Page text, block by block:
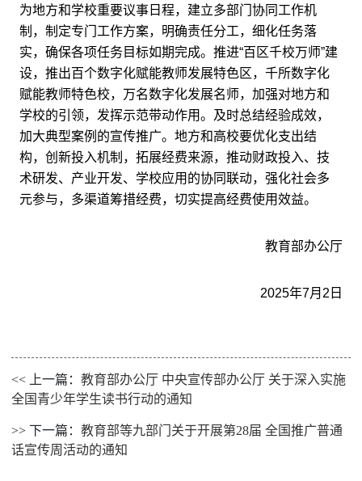
为地方和学校重要议事日程，建立多部门协同工作机
制，制定专门工作方案，明确责任分工，细化任务落
实，确保各项任务目标如期完成。推进“百区千校万师”建
设，推出百个数字化赋能教师发展特色区，千所数字化
赋能教师特色校，万名数字化发展名师，加强对地方和
学校的引领，发挥示范带动作用。及时总结经验成效，
加大典型案例的宣传推广。地方和高校要优化支出结
构，创新投入机制，拓展经费来源，推动财政投入、技
术研发、产业开发、学校应用的协同联动，强化社会多
元参与，多渠道筹措经费，切实提高经费使用效益。
教育部办公厅
2025年7月2日
<< 上一篇：教育部办公厅 中央宣传部办公厅 关于深入实施
全国青少年学生读书行动的通知
>> 下一篇：教育部等九部门关于开展第28届 全国推广普通
话宣传周活动的通知